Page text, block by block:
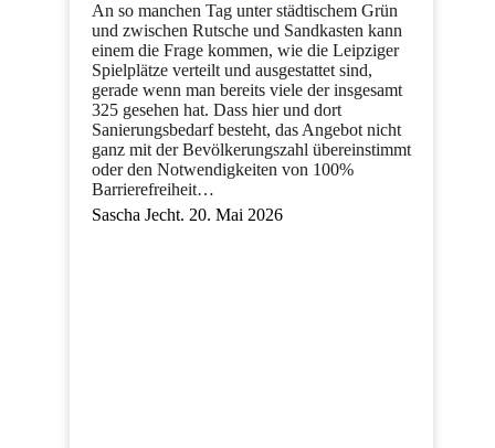
An so manchen Tag unter städtischem Grün
und zwischen Rutsche und Sandkasten kann
einem die Frage kommen, wie die Leipziger
Spielplätze verteilt und ausgestattet sind,
gerade wenn man bereits viele der insgesamt
325 gesehen hat. Dass hier und dort
Sanierungsbedarf besteht, das Angebot nicht
ganz mit der Bevölkerungszahl übereinstimmt
oder den Notwendigkeiten von 100%
Barrierefreiheit…
Sascha Jecht. 20. Mai 2026